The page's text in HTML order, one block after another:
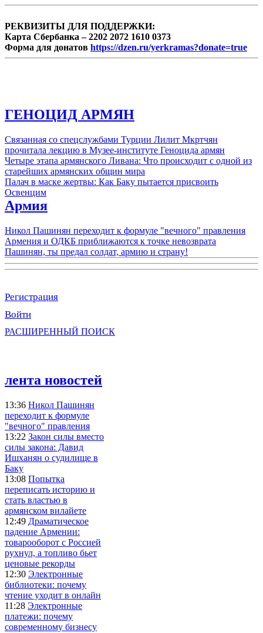
РЕКВИЗИТЫ ДЛЯ ПОДДЕРЖКИ:
Карта Сбербанка – 2202 2072 1610 0373
Форма для донатов https://dzen.ru/yerkramas?donate=true
ГЕНОЦИД АРМЯН
Связанная со спецслужбами Турции Лилит Мкртчян
прочитала лекцию в Музее-институте Геноцида армян
Четыре этапа армянского Ливана: Что происходит с одной из
старейших армянских общин мира
Палач в маске жертвы: Как Баку пытается присвоить
Освенцим
Армия
Никол Пашинян переходит к формуле "вечного" правления
Армения и ОДКБ приближаются к точке невозврата
Пашинян, ты предал солдат, армию и страну!
Регистрация
Войти
РАСШИРЕННЫЙ ПОИСК
лента новостей
13:36 Никол Пашинян
переходит к формуле
"вечного" правления
13:22 Закон силы вместо
силы закона: Давид
Ишханян о судилище в
Баку
13:08 Попытка
переписать историю и
стать властью в
армянском вилайете
12:49 Драматическое
падение Армении:
товарооборот с Россией
рухнул, а топливо бьет
ценовые рекорды
12:30 Электронные
библиотеки: почему
чтение уходит в онлайн
11:28 Электронные
платежи: почему
современному бизнесу